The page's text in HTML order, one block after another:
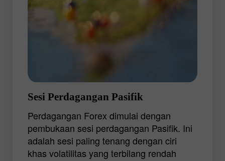
Sesi Perdagangan Pasifik
Perdagangan Forex dimulai dengan
pembukaan sesi perdagangan Pasifik. Ini
adalah sesi paling tenang dengan ciri
khas volatilitas yang terbilang rendah